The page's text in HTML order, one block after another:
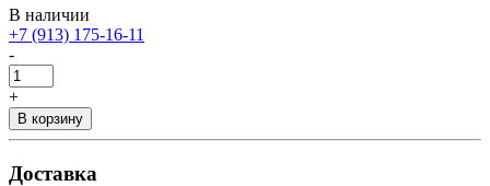
В наличии
+7 (913) 175-16-11
-
+
В корзину
Доставка